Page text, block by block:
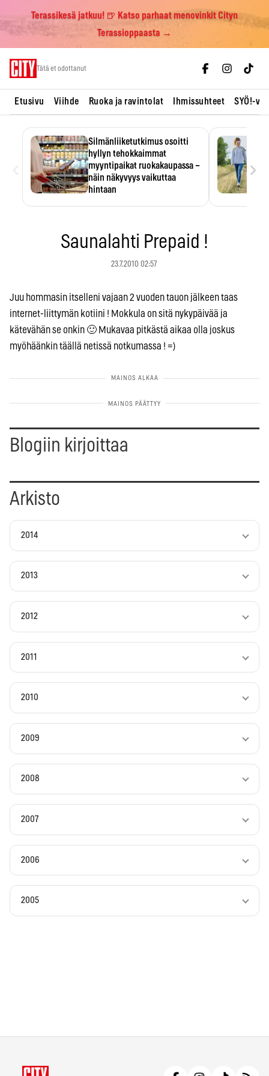
Terassikesä jatkuu! 🍺 Katso parhaat menovinkit Cityn
Terassioppaasta →
Tätä et odottanut
Etusivu Viihde Ruoka ja ravintolat Ihmissuhteet SYÖ!-
Silmänliiketutkimus osoitti
hyllyn tehokkaimmat
myyntipaikat ruokakaupassa –
näin näkyvyys vaikuttaa
hintaan
›
Saunalahti Prepaid !
23.7.2010 02:57
Juu hommasin itselleni vajaan 2 vuoden tauon jälkeen taas
internet-liittymän kotiini ! Mokkula on sitä nykypäivää ja
kätevähän se onkin 🙂 Mukavaa pitkästä aikaa olla joskus
myöhäänkin täällä netissä notkumassa ! =)
Blogiin kirjoittaa
Arkisto
2014
2013
2012
2011
2010
2009
2008
2007
2006
2005